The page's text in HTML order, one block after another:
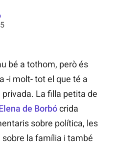
bé a tothom, però és
-i molt- tot el que té a
La filla petita de
de Borbócrida
sobre política, les
la família i també